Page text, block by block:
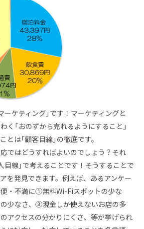
ーケティング」です！マーケティングと
く「おのずから売れるようにすること」
は「顧客目線」の徹底です。
ではどうすればよいのでしょう？それ
目線」で考えることです！そうすることで
を発見できます。例えば、あるアンケー
・不満に①無料Wi-Fiスポットの少な
少なさ、③現金しか使えないお店の多
アクセスの分かりにくさ、等が挙げられ